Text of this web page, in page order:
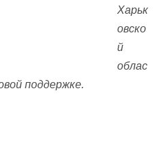
Харьк
овско
й
облас
поддержке.